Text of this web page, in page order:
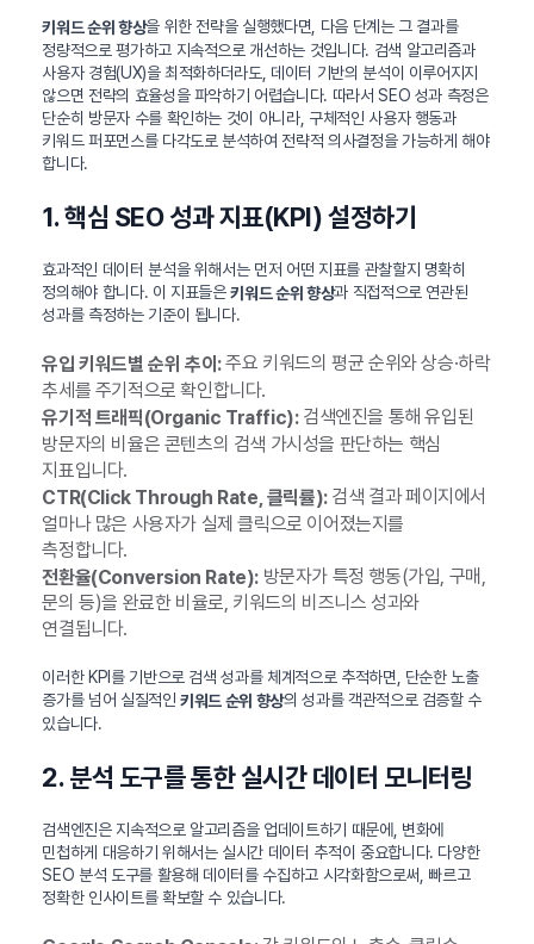
키워드 순위 향상을 위한 전략을 실행했다면, 다음 단계는 그 결과를
정량적으로 평가하고 지속적으로 개선하는 것입니다. 검색 알고리즘과
사용자 경험(UX)을 최적화하더라도, 데이터 기반의 분석이 이루어지지
않으면 전략의 효율성을 파악하기 어렵습니다. 따라서 SEO 성과 측정은
단순히 방문자 수를 확인하는 것이 아니라, 구체적인 사용자 행동과
키워드 퍼포먼스를 다각도로 분석하여 전략적 의사결정을 가능하게 해야
합니다.
1. 핵심 SEO 성과 지표(KPI) 설정하기
효과적인 데이터 분석을 위해서는 먼저 어떤 지표를 관찰할지 명확히
정의해야 합니다. 이 지표들은키워드 순위 향상과 직접적으로 연관된
성과를 측정하는 기준이 됩니다.
유입 키워드별 순위 추이:주요 키워드의 평균 순위와 상승·하락
추세를 주기적으로 확인합니다.
유기적 트래픽(Organic Traffic):검색엔진을 통해 유입된
방문자의 비율은 콘텐츠의 검색 가시성을 판단하는 핵심
지표입니다.
CTR(Click Through Rate, 클릭률):검색 결과 페이지에서
얼마나 많은 사용자가 실제 클릭으로 이어졌는지를
측정합니다.
전환율(Conversion Rate):방문자가 특정 행동(가입, 구매,
문의 등)을 완료한 비율로, 키워드의 비즈니스 성과와
연결됩니다.
이러한 KPI를 기반으로 검색 성과를 체계적으로 추적하면, 단순한 노출
증가를 넘어 실질적인키워드 순위 향상의 성과를 객관적으로 검증할 수
있습니다.
2. 분석 도구를 통한 실시간 데이터 모니터링
검색엔진은 지속적으로 알고리즘을 업데이트하기 때문에, 변화에
민첩하게 대응하기 위해서는 실시간 데이터 추적이 중요합니다. 다양한
SEO 분석 도구를 활용해 데이터를 수집하고 시각화함으로써, 빠르고
정확한 인사이트를 확보할 수 있습니다.